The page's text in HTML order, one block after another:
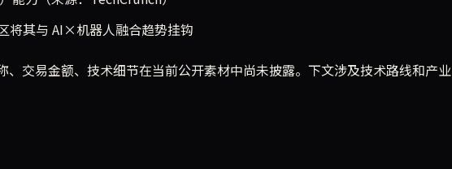
将其与 AI×机器人融合趋势挂钩
、交易金额、技术细节在当前公开素材中尚未披露。下文涉及技术路线和产业